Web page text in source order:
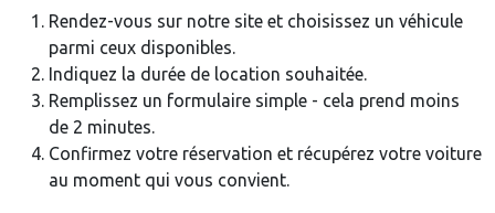
Rendez-vous sur notre site et choisissez un véhicule
parmi ceux disponibles.
Indiquez la durée de location souhaitée.
Remplissez un formulaire simple - cela prend moins
de 2 minutes.
Confirmez votre réservation et récupérez votre voiture
au moment qui vous convient.